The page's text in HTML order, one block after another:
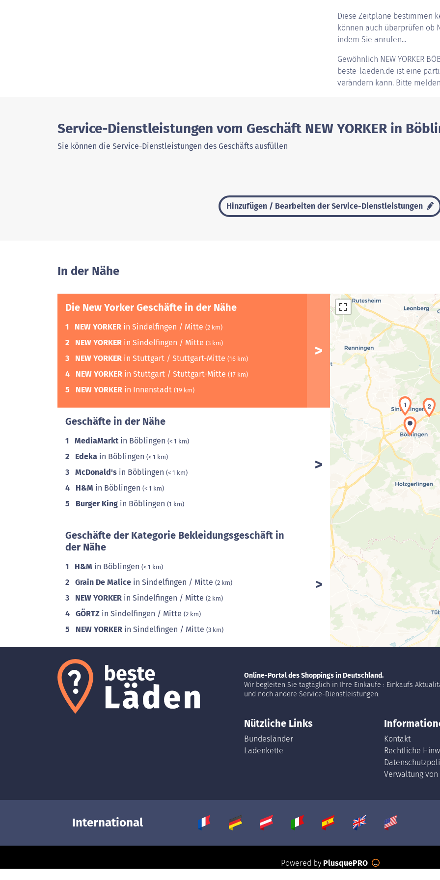
Diese Zeitpläne bestimmen
können auch überprüfen ob
indem Sie anrufen...
Gewöhnlich NEW YORKER
beste-laeden.de ist eine
verändern kann. Bitte
Service-Dienstleistungen vom Geschäft NEW YORKER in
Sie können die Service-Dienstleistungen des Geschäfts ausfüllen
Hinzufügen / Bearbeiten der Service-Dienstleistungen
In der Nähe
Die New Yorker Geschäfte in der Nähe
1 NEW YORKER in Sindelfingen / Mitte (2 km)
2 NEW YORKER in Sindelfingen / Mitte (3 km)
3 NEW YORKER in Stuttgart / Stuttgart-Mitte (16 km)
4 NEW YORKER in Stuttgart / Stuttgart-Mitte (17 km)
5 NEW YORKER in Innenstadt (19 km)
Geschäfte in der Nähe
1 MediaMarkt in Böblingen (< 1 km)
2 Edeka in Böblingen (< 1 km)
3 McDonald's in Böblingen (< 1 km)
4 H&M in Böblingen (< 1 km)
5 Burger King in Böblingen (1 km)
Geschäfte der Kategorie Bekleidungsgeschäft in
der Nähe
1 H&M in Böblingen (< 1 km)
2 Grain De Malice in Sindelfingen / Mitte (2 km)
3 NEW YORKER in Sindelfingen / Mitte (2 km)
4 GÖRTZ in Sindelfingen / Mitte (2 km)
5 NEW YORKER in Sindelfingen / Mitte (3 km)
1 2
Online-Portal des Shoppings in Deutschland.
Wir begleiten Sie tagtäglich in Ihre Einkäufe : Einkaufs
und noch andere Service-Dienstleistungen.
Nützliche Links
Bundesländer
Ladenkette
Kontakt
Rechtliche
Verwaltung von
International
Powered by PlusquePRO